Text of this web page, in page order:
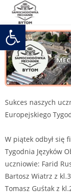
Otwórz
Sukces naszych
Europejskiego
W piątek odbył się
Tygodnia Języków
uczniowie: Farid
Bartosz Wiatrz z
Tomasz Guśtak z